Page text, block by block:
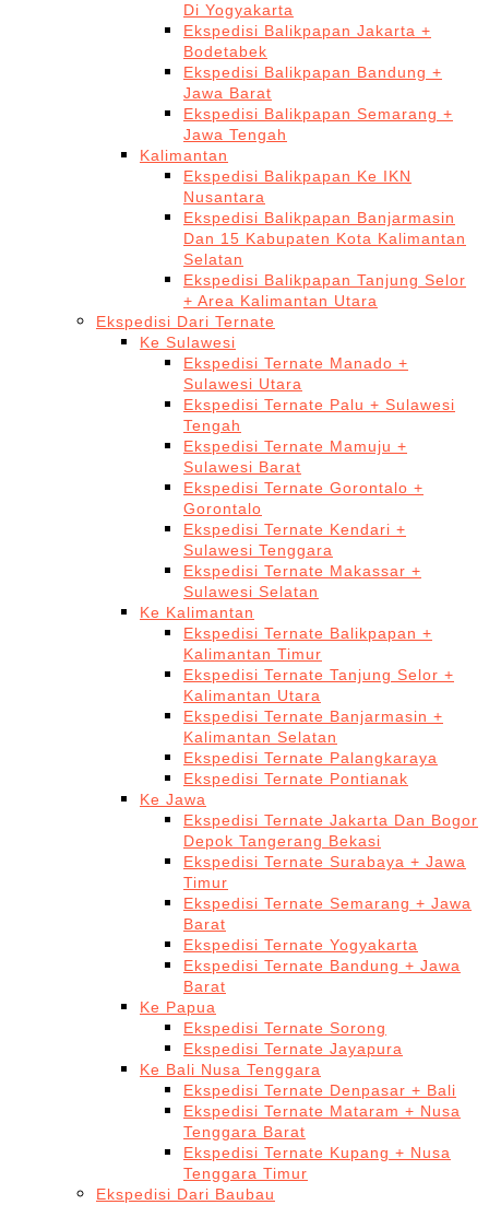
Di Yogyakarta
Ekspedisi Balikpapan Jakarta +
Bodetabek
Ekspedisi Balikpapan Bandung +
Jawa Barat
Ekspedisi Balikpapan Semarang +
Jawa Tengah
Kalimantan
Ekspedisi Balikpapan Ke IKN
Nusantara
Ekspedisi Balikpapan Banjarmasin
Dan 15 Kabupaten Kota Kalimantan
Selatan
Ekspedisi Balikpapan Tanjung Selor
+ Area Kalimantan Utara
Ekspedisi Dari Ternate
Ke Sulawesi
Ekspedisi Ternate Manado +
Sulawesi Utara
Ekspedisi Ternate Palu + Sulawesi
Tengah
Ekspedisi Ternate Mamuju +
Sulawesi Barat
Ekspedisi Ternate Gorontalo +
Gorontalo
Ekspedisi Ternate Kendari +
Sulawesi Tenggara
Ekspedisi Ternate Makassar +
Sulawesi Selatan
Ke Kalimantan
Ekspedisi Ternate Balikpapan +
Kalimantan Timur
Ekspedisi Ternate Tanjung Selor +
Kalimantan Utara
Ekspedisi Ternate Banjarmasin +
Kalimantan Selatan
Ekspedisi Ternate Palangkaraya
Ekspedisi Ternate Pontianak
Ke Jawa
Ekspedisi Ternate Jakarta Dan Bogor
Depok Tangerang Bekasi
Ekspedisi Ternate Surabaya + Jawa
Timur
Ekspedisi Ternate Semarang + Jawa
Barat
Ekspedisi Ternate Yogyakarta
Ekspedisi Ternate Bandung + Jawa
Barat
Ke Papua
Ekspedisi Ternate Sorong
Ekspedisi Ternate Jayapura
Ke Bali Nusa Tenggara
Ekspedisi Ternate Denpasar + Bali
Ekspedisi Ternate Mataram + Nusa
Tenggara Barat
Ekspedisi Ternate Kupang + Nusa
Tenggara Timur
Ekspedisi Dari Baubau